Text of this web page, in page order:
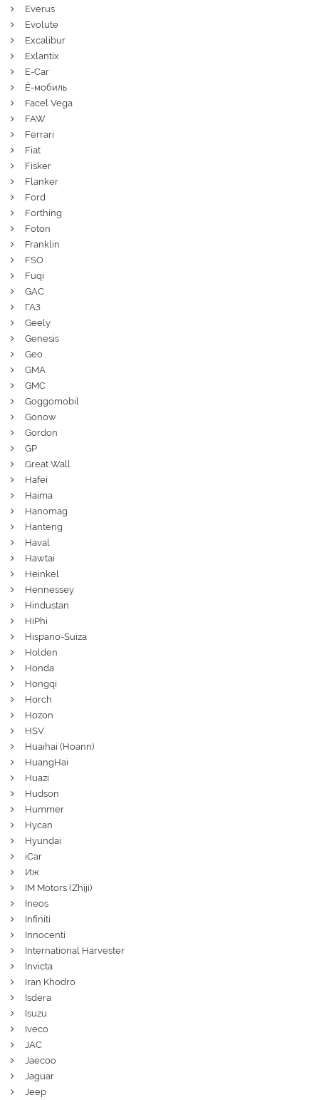
Everus
Evolute
Excalibur
Exlantix
E-Car
Ё-мобиль
Facel Vega
FAW
Ferrari
Fiat
Fisker
Flanker
Ford
Forthing
Foton
Franklin
FSO
Fuqi
GAC
ГАЗ
Geely
Genesis
Geo
GMA
GMC
Goggomobil
Gonow
Gordon
GP
Great Wall
Hafei
Haima
Hanomag
Hanteng
Haval
Hawtai
Heinkel
Hennessey
Hindustan
HiPhi
Hispano-Suiza
Holden
Honda
Hongqi
Horch
Hozon
HSV
Huaihai (Hoann)
HuangHai
Huazi
Hudson
Hummer
Hycan
Hyundai
iCar
Иж
IM Motors (Zhiji)
Ineos
Infiniti
Innocenti
International Harvester
Invicta
Iran Khodro
Isdera
Isuzu
Iveco
JAC
Jaecoo
Jaguar
Jeep